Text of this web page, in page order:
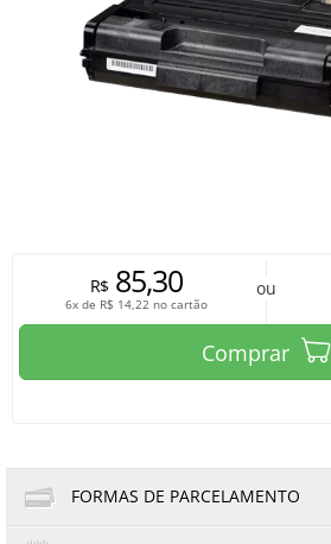
R$85,30
6x de R$ 14,22 no cartão
ou
Comprar
FORMAS DE PARCELAMENTO